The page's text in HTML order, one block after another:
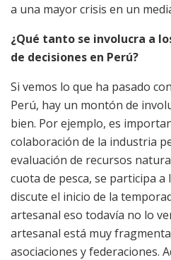
a una mayor crisis en un
¿Qué tanto se involucra a
de decisiones en Perú?
Si vemos lo que ha pasado
Perú, hay un montón de
bien. Por ejemplo, es
colaboración de la industria
evaluación de recursos
cuota de pesca, se participa
discute el inicio de la
artesanal eso todavía no lo
artesanal está muy
asociaciones y federaciones.